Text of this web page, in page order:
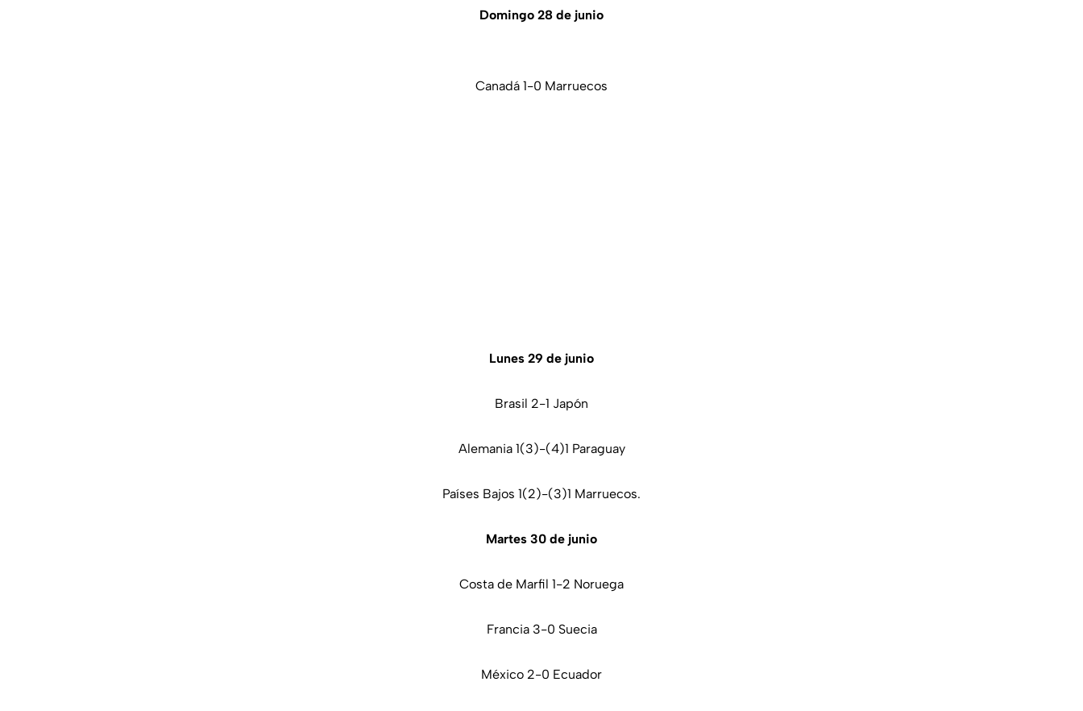
Domingo 28 de junio
Canadá 1-0 Marruecos
Lunes 29 de junio
Brasil 2-1 Japón
Alemania 1(3)-(4)1 Paraguay
Países Bajos 1(2)-(3)1 Marruecos.
Martes 30 de junio
Costa de Marfil 1-2 Noruega
Francia 3-0 Suecia
México 2-0 Ecuador